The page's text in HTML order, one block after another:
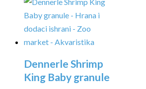
Dennerle Shrimp
King Baby granule